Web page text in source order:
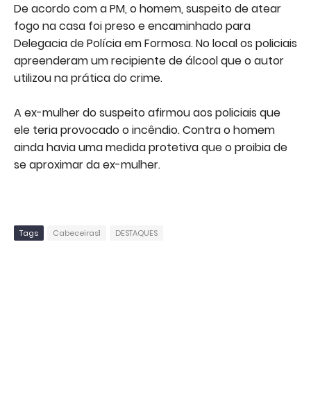
De acordo com a PM, o homem, suspeito de atear
fogo na casa foi preso e encaminhado para
Delegacia de Polícia em Formosa. No local os policiais
apreenderam um recipiente de álcool que o autor
utilizou na prática do crime.
A ex-mulher do suspeito afirmou aos policiais que
ele teria provocado o incêndio. Contra o homem
ainda havia uma medida protetiva que o proibia de
se aproximar da ex-mulher.
Tags Cabeceiras1 DESTAQUES